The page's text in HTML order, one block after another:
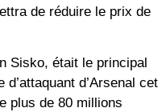
de réduire le prix de
Sisko, était le principal
d’Arsenal cet
plus de 80 millions